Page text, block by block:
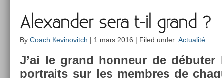
Alexander sera t-il grand ?
By Coach Kevinovitch | 1 mars 2016 | Filed under: Actualité
J’ai le grand hon­neur de débuter
portraits sur les mem­bres de